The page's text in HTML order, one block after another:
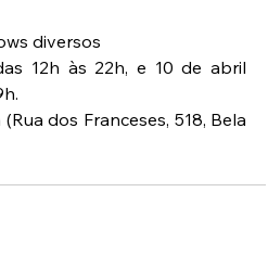
diversos
12h às 22h, e 10 de abril
dos Franceses, 518, Bela